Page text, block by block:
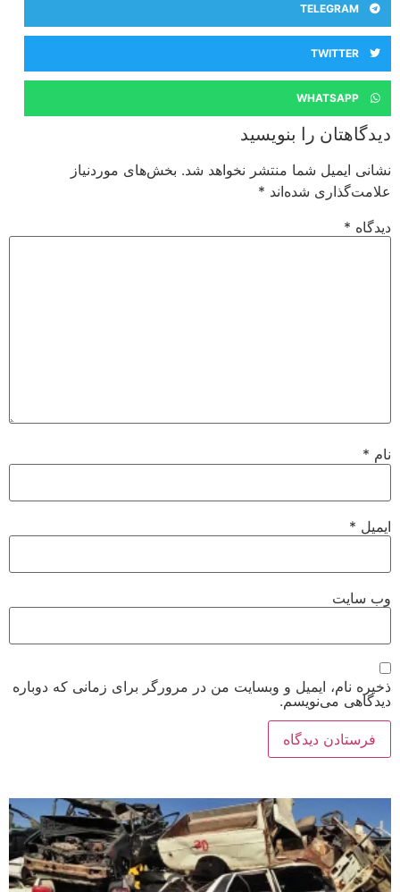
TELEGRAM
TWITTER
WHATSAPP
دیدگاهتان را بنویسید
نشانی ایمیل شما منتشر نخواهد شد. بخش‌های موردنیاز
علامت‌گذاری شده‌اند*
دیدگاه*
نام*
ایمیل*
وب‌ سایت
ذخیره نام، ایمیل و وبسایت من در مرورگر برای زمانی که دوباره
دیدگاهی می‌نویسم.